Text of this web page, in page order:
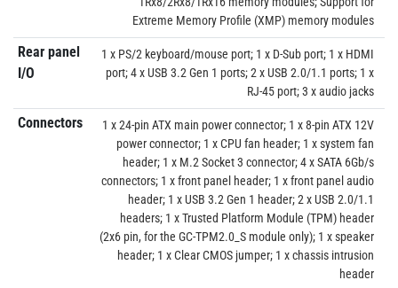
Extreme Memory Profile (XMP) memory modules
Rear panel
I/O
1 x PS/2 keyboard/mouse port; 1 x D-Sub port; 1 x HDMI
port; 4 x USB 3.2 Gen 1 ports; 2 x USB 2.0/1.1 ports; 1 x
RJ-45 port; 3 x audio jacks
Connectors
1 x 24-pin ATX main power connector; 1 x 8-pin ATX 12V
power connector; 1 x CPU fan header; 1 x system fan
header; 1 x M.2 Socket 3 connector; 4 x SATA 6Gb/s
connectors; 1 x front panel header; 1 x front panel audio
header; 1 x USB 3.2 Gen 1 header; 2 x USB 2.0/1.1
headers; 1 x Trusted Platform Module (TPM) header
(2x6 pin, for the GC-TPM2.0_S module only); 1 x speaker
header; 1 x Clear CMOS jumper; 1 x chassis intrusion
header